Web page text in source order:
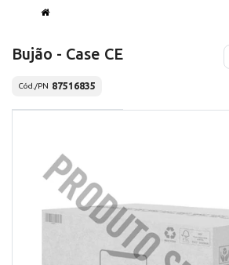
Bujão - Case CE
Cód./PN 87516835